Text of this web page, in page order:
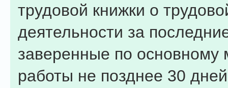
трудовой книжки о
деятельности за
заверенные по основному
работы не позднее 30